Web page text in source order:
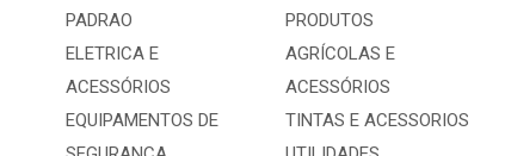
PADRAO
ELETRICA E
ACESSÓRIOS
EQUIPAMENTOS DE
PRODUTOS
AGRÍCOLAS E
ACESSÓRIOS
TINTAS E ACESSORIOS